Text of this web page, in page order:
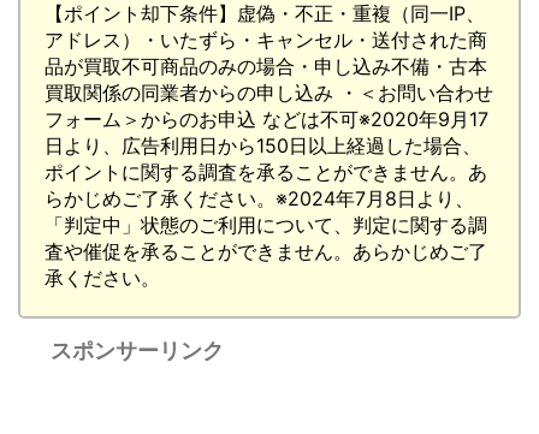
【ポイント却下条件】虚偽・不正・重複（同一IP、
アドレス）・いたずら・キャンセル・送付された商
品が買取不可商品のみの場合・申し込み不備・古本
買取関係の同業者からの申し込み ・＜お問い合わせ
フォーム＞からのお申込 などは不可※2020年9月17
日より、広告利用日から150日以上経過した場合、
ポイントに関する調査を承ることができません。あ
らかじめご了承ください。※2024年7月8日より、
「判定中」状態のご利用について、判定に関する調
査や催促を承ることができません。あらかじめご了
承ください。
スポンサーリンク